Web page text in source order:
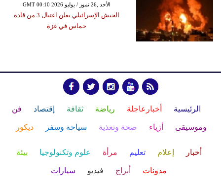
GMT 00:10 2026 الأحد ,26 تموز / يوليو
الجيش الإسرائيلي يعلن اغتيال 3 من قادة
حماس في غزة
الرئيسية أخبارعاجلة رياضة ثقافة إقتصاد فن
وموسيقى أزياء صحة وتغذية سياحة وسفر ديكور
أخبار إعلام تعليم مرأة علوم وتكنولوجيا بيئة
مدونات أبراج فيديو سيارات